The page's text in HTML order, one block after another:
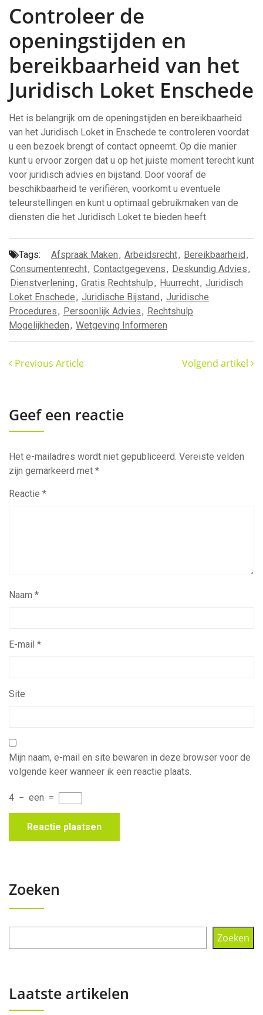
Controleer de
openingstijden en
bereikbaarheid van het
Juridisch Loket Enschede
Het is belangrijk om de openingstijden en bereikbaarheid
van het Juridisch Loket in Enschede te controleren voordat
u een bezoek brengt of contact opneemt. Op die manier
kunt u ervoor zorgen dat u op het juiste moment terecht kunt
voor juridisch advies en bijstand. Door vooraf de
beschikbaarheid te verifiëren, voorkomt u eventuele
teleurstellingen en kunt u optimaal gebruikmaken van de
diensten die het Juridisch Loket te bieden heeft.
Tags: Afspraak Maken, Arbeidsrecht, Bereikbaarheid,
Consumentenrecht, Contactgegevens, Deskundig Advies,
Dienstverlening, Gratis Rechtshulp, Huurrecht, Juridisch
Loket Enschede, Juridische Bijstand, Juridische
Procedures, Persoonlijk Advies, Rechtshulp
Mogelijkheden, Wetgeving Informeren
Previous Article Volgend artikel
Geef een reactie
Het e-mailadres wordt niet gepubliceerd. Vereiste velden
zijn gemarkeerd met *
Reactie *
Naam *
E-mail *
Site
Mijn naam, e-mail en site bewaren in deze browser voor de
volgende keer wanneer ik een reactie plaats.
4 − een =
Zoeken
Zoeken
Laatste artikelen